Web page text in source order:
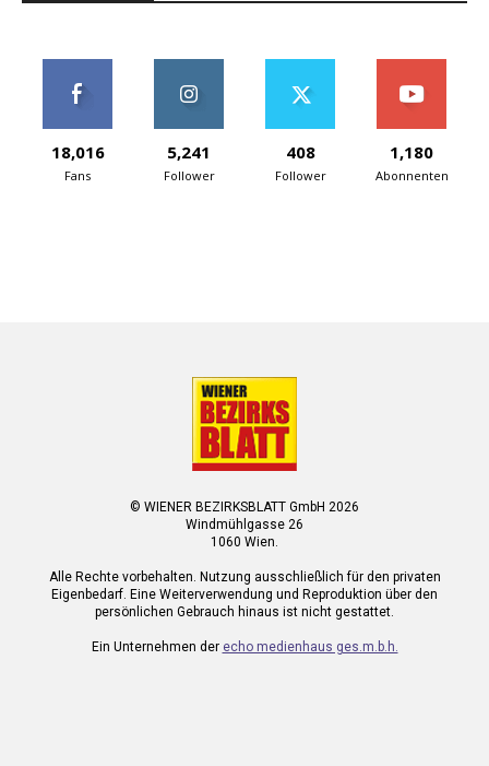
18,016
Fans
5,241
Follower
408
Follower
1,180
Abonnenten
© WIENER BEZIRKSBLATT GmbH 2026
Windmühlgasse 26
1060 Wien.
Alle Rechte vorbehalten. Nutzung ausschließlich für den privaten
Eigenbedarf. Eine Weiterverwendung und Reproduktion über den
persönlichen Gebrauch hinaus ist nicht gestattet.
Ein Unternehmen der echo medienhaus ges.m.b.h.